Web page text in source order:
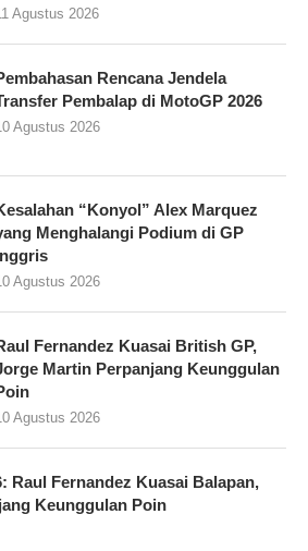
Agustus 2026
Rencana Jendela
Pembalap di MotoGP 2026
Agustus 2026
“Konyol” Alex Marquez
Menghalangi Podium di GP
Agustus 2026
Fernandez Kuasai British GP,
Martin Perpanjang Keunggulan
Agustus 2026
Raul Fernandez Kuasai Balapan,
Keunggulan Poin